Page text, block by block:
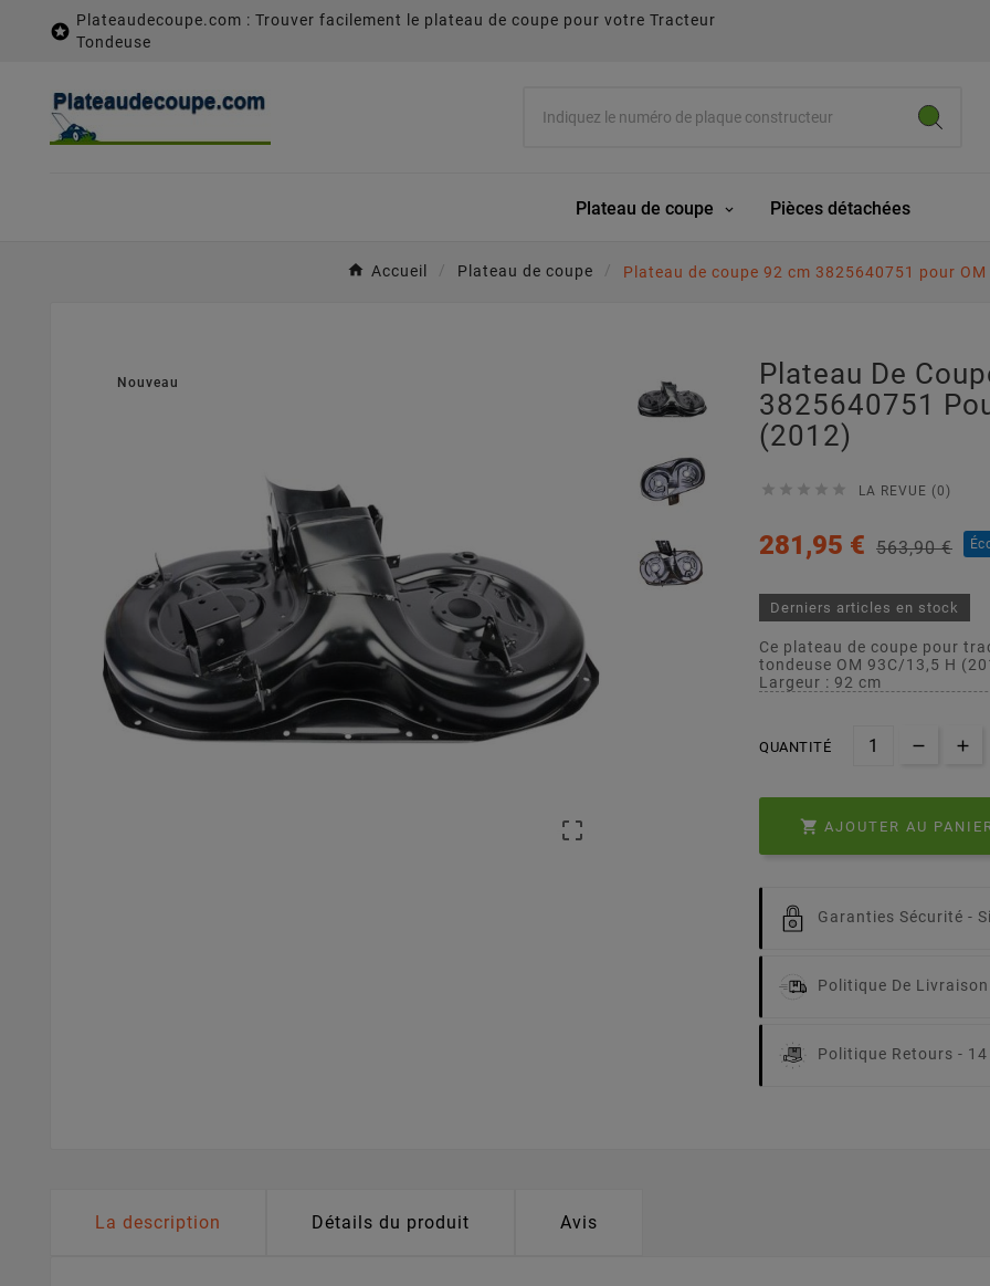

Plateaudecoupe.com : Trouver facilement le plateau de coupe pour votre Tracteur
Tondeuse
Plateau de coupe Pièces détachées
Accueil Plateau de coupe Plateau de coupe 92 cm 3825640751 pour
Nouveau

Plateau De
3825640751
(2012)
     LA REVUE (0)
281,95 € 563,90 €
Derniers articles en stock
Ce plateau de coupe pour
tondeuse OM 93C/13,5 H
Largeur : 92 cm
QUANTITÉ
 AJOUTER AU
Garanties Sécurité -
Politique De Livraison
Politique Retours -
La description Détails du produit Avis